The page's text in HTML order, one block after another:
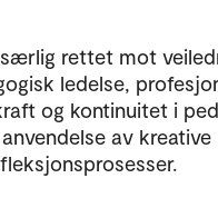
rettet mot
ledelse,
og kontinuitet i
av kreative